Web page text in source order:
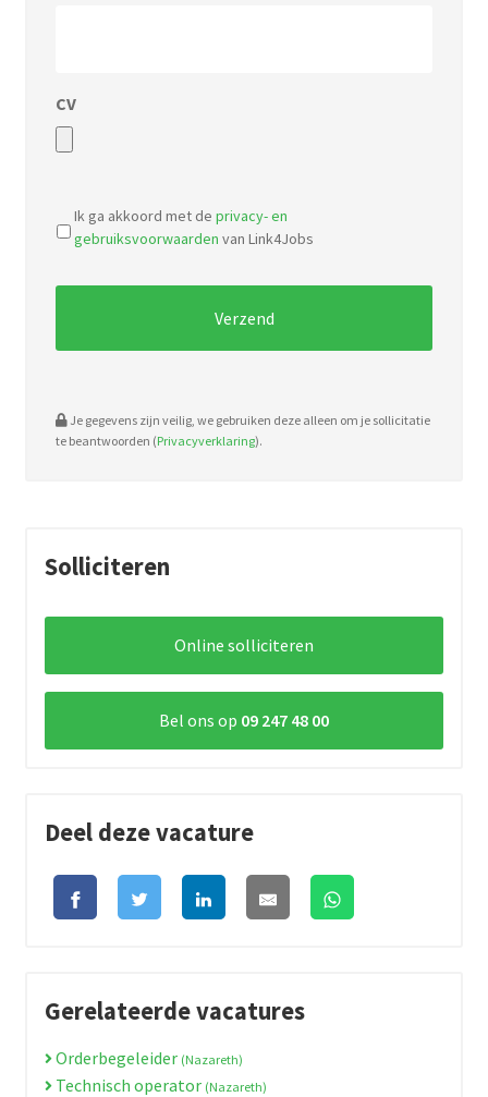
CV
types:
pdf,
doc.
Ik ga akkoord met de privacy- en
gebruiksvoorwaarden van Link4Jobs
Je gegevens zijn veilig, we gebruiken deze alleen om je sollicitatie
te beantwoorden (Privacyverklaring).
Solliciteren
Online solliciteren
Bel ons op 09 247 48 00
Deel deze vacature
Gerelateerde vacatures
Orderbegeleider (Nazareth)
Technisch operator (Nazareth)